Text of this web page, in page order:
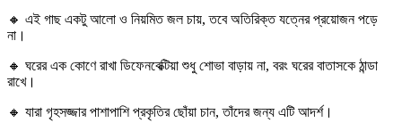
🔸 এই গাছ একটু আলো ও নিয়মিত জল চায়, তবে অতিরিক্ত যত্নের প্রয়োজন পড়ে
না।
🔸 ঘরের এক কোণে রাখা ডিফেনবেক্টিয়া শুধু শোভা বাড়ায় না, বরং ঘরের বাতাসকে ঠান্ডা
রাখে।
🔸 যারা গৃহসজ্জার পাশাপাশি প্রকৃতির ছোঁয়া চান, তাঁদের জন্য এটি আদর্শ।